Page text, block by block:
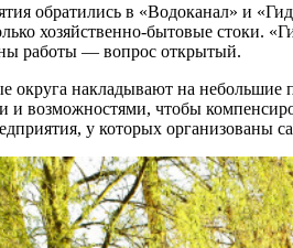
обратились в «Водоканал» и
хозяйственно-бытовые стоки.
работы — вопрос открытый.
округа накладывают на
и возможностями, чтобы
у которых организованы